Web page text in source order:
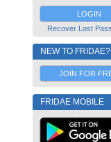
Recover Lost
NEW TO FRIDAE?
JOIN FOR
FRIDAE MOBILE